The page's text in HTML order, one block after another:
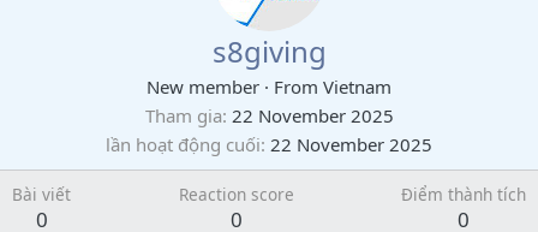
s8giving
New member · From Vietnam
Tham gia 22 November 2025
lần hoạt động cuối 22 November 2025
Bài viết
0
Reaction score
0
Điểm thành tích
0